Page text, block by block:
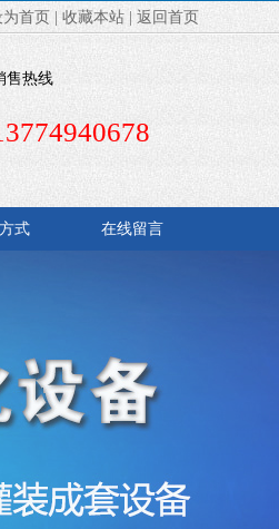
为首页 收藏本站 返回首页
售热线
式 在线留言